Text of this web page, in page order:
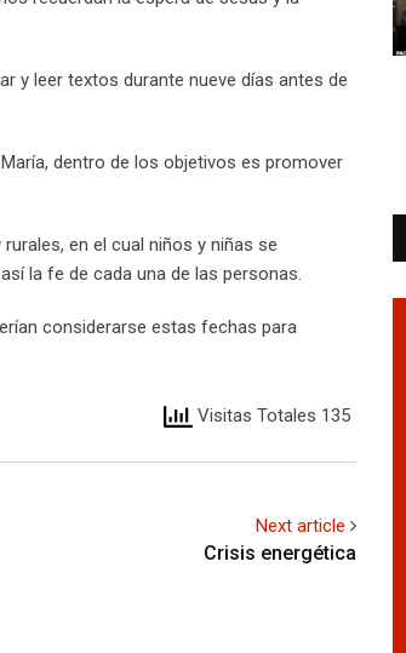
y leer textos durante nueve días antes de
dentro de los objetivos es promover
en el cual niños y niñas se
la fe de cada una de las personas.
considerarse estas fechas para
Visitas Totales 135
Next article
Crisis energética